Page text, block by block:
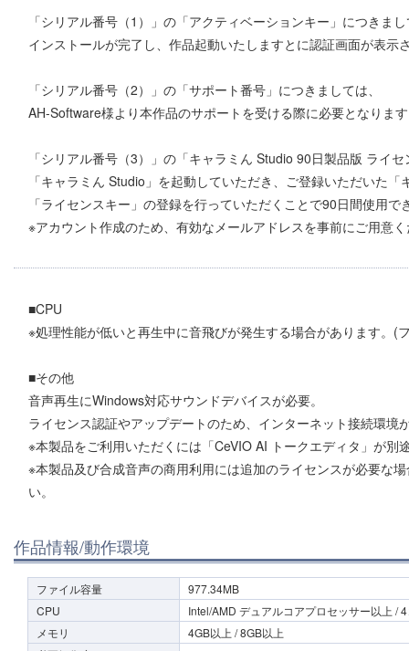
「シリアル番号（1）」の「アクティベーションキー」につきま
インストールが完了し、作品起動いたしますとに認証画面が表示
「シリアル番号（2）」の「サポート番号」につきましては、
AH-Software様より本作品のサポートを受ける際に必要となりま
「シリアル番号（3）」の「キャラミん Studio 90日製品版 ライ
「キャラミん Studio」を起動していただき、ご登録いただいた
「ライセンスキー」の登録を行っていただくことで90日間使用
※アカウント作成のため、有効なメールアドレスを事前にご用意
■CPU
※処理性能が低いと再生中に音飛びが発生する場合があります。(
■その他
音声再生にWindows対応サウンドデバイスが必要。
ライセンス認証やアップデートのため、インターネット接続環境
※本製品をご利用いただくには「CeVIO AI トークエディタ」が別
※本製品及び合成音声の商用利用には追加のライセンスが必要な
い。
作品情報/動作環境
ファイル容量
977.34MB
CPU
Intel/AMD デュアルコアプロセッサー以上 /
メモリ
4GB以上 / 8GB以上